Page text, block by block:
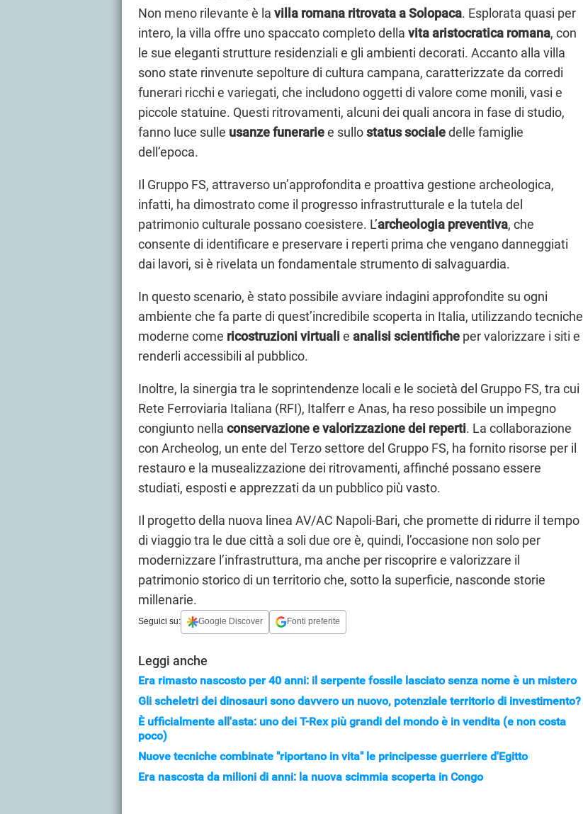
Non meno rilevante è la villa romana ritrovata a Solopaca. Esplorata quasi per
intero, la villa offre uno spaccato completo della vita aristocratica romana, con
le sue eleganti strutture residenziali e gli ambienti decorati. Accanto alla villa
sono state rinvenute sepolture di cultura campana, caratterizzate da corredi
funerari ricchi e variegati, che includono oggetti di valore come monili, vasi e
piccole statuine. Questi ritrovamenti, alcuni dei quali ancora in fase di studio,
fanno luce sulle usanze funerariee sullostatus socialedelle famiglie
dell’epoca.
Il Gruppo FS, attraverso un’approfondita e proattiva gestione archeologica,
infatti, ha dimostrato come il progresso infrastrutturale e la tutela del
patrimonio culturale possano coesistere. L’archeologia preventiva, che
consente di identificare e preservare i reperti prima che vengano danneggiati
dai lavori, si è rivelata un fondamentale strumento di salvaguardia.
In questo scenario, è stato possibile avviare indagini approfondite su ogni
ambiente che fa parte di quest’incredibile scoperta in Italia, utilizzando tecniche
moderne come ricostruzioni virtualie analisi scientifiche per valorizzare i siti e
renderli accessibili al pubblico.
Inoltre, la sinergia tra le soprintendenze locali e le società del Gruppo FS, tra cui
Rete Ferroviaria Italiana (RFI), Italferr e Anas, ha reso possibile un impegno
congiunto nella conservazione e valorizzazione dei reperti. La collaborazione
con Archeolog, un ente del Terzo settore del Gruppo FS, ha fornito risorse per il
restauro e la musealizzazione dei ritrovamenti, affinché possano essere
studiati, esposti e apprezzati da un pubblico più vasto.
Il progetto della nuova linea AV/AC Napoli-Bari, che promette di ridurre il tempo
di viaggio tra le due città a soli due ore è, quindi, l’occasione non solo per
modernizzare l’infrastruttura, ma anche per riscoprire e valorizzare il
patrimonio storico di un territorio che, sotto la superficie, nasconde storie
millenarie.
Seguici su: Google Discover Fonti preferite
Leggi anche
Era rimasto nascosto per 40 anni: il serpente fossile lasciato senza nome è un mistero
Gli scheletri dei dinosauri sono davvero un nuovo, potenziale territorio di investimento?
È ufficialmente all'asta: uno dei T-Rex più grandi del mondo è in vendita (e non costa
poco)
Nuove tecniche combinate "riportano in vita" le principesse guerriere d'Egitto
Era nascosta da milioni di anni: la nuova scimmia scoperta in Congo